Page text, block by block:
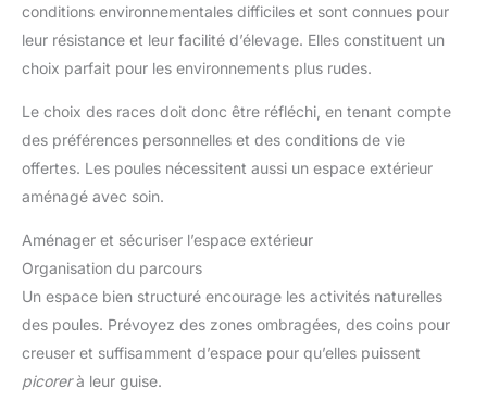
conditions environnementales difficiles et sont connues pour
leur résistance et leur facilité d’élevage. Elles constituent un
choix parfait pour les environnements plus rudes.
Le choix des races doit donc être réfléchi, en tenant compte
des préférences personnelles et des conditions de vie
offertes. Les poules nécessitent aussi un espace extérieur
aménagé avec soin.
Aménager et sécuriser l’espace extérieur
Organisation du parcours
Un espace bien structuré encourage les activités naturelles
des poules. Prévoyez des zones ombragées, des coins pour
creuser et suffisamment d’espace pour qu’elles puissent
picorerà leur guise.